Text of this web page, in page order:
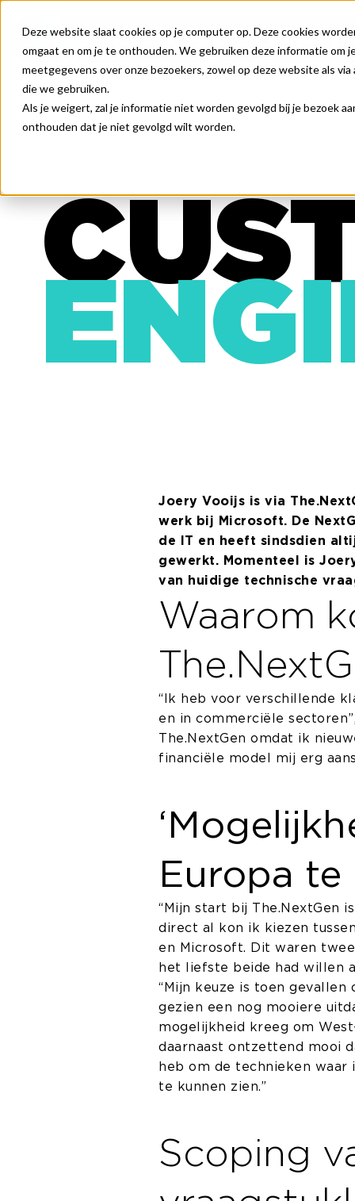
Deze website slaat cookies op je computer op. Deze cookies
omgaat en om je te onthouden. We gebruiken deze informatie
meetgegevens over onze bezoekers, zowel op deze website als
die we gebruiken.
Als je weigert, zal je informatie niet worden gevolgd bij je bezoek
onthouden dat je niet gevolgd wilt worden.
Joery Vooijs is via
werk bij Microsoft. De
de IT en heeft sindsdien
gewerkt. Momenteel is
van huidige technische
Waarom
“Ik heb voor verschillende
en in commerciële
The.NextGen omdat ik
financiële model mij erg
Europa te
“Mijn start bij The.NextGen
direct al kon ik kiezen
en Microsoft. Dit waren
het liefste beide had willen
“Mijn keuze is toen
gezien een nog mooiere
mogelijkheid kreeg om
daarnaast ontzettend mooi
heb om de technieken
te kunnen zien.”
Scoping